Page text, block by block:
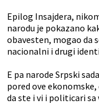
Epilog Insajdera,
narodu je pokazano
obavesten, mogao da
nacionalni i drugi
E pa narode Srpski
pored ove
da ste i vi i politicari